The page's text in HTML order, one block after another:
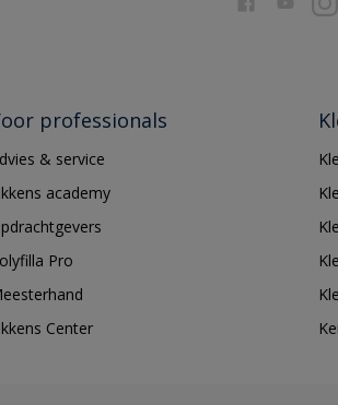
professionals
& service
academy
Pro
Center